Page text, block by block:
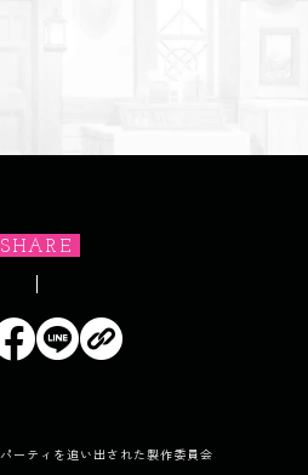
SHARE
ーティを追い出された製作委員会